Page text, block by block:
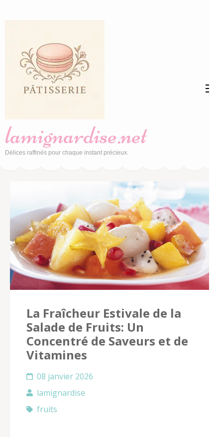
(Pressez
Entrée)
lamignardise.net
Délices raffinés pour chaque instant précieux.
La Fraîcheur Estivale de la
Salade de Fruits: Un
Concentré de Saveurs et de
Vitamines
08 janvier 2026
lamignardise
fruits